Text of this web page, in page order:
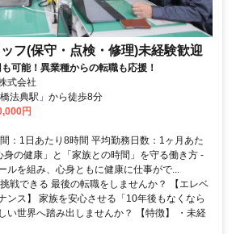
フ(保守・点検・修理)未経験歓迎
可能！異業種からの転職も応援！
式会社
法典駅」から徒歩8分
円
：1日あたり8時間 平均勤務日数：1ヶ月あた
身の健康」と「家族との時間」を守る働き方 -
ルを組み、心身ともに健康に仕事がで...
戦できる 最後の転職をしませんか？ 【エレベ
ンス】 家族を安心させる「10年後もなくなら
い世界へ踏み出しませんか？ 【特徴】 ・未経